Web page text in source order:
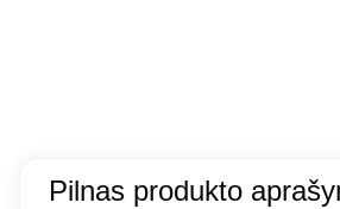
Pilnas produkto